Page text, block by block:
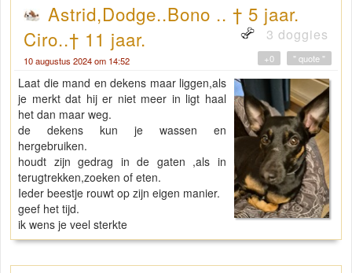
Astrid,Dodge..Bono .. † 5 jaar.
Ciro..† 11 jaar.
3 doggies
10 augustus 2024 om 14:52 " quote "
+0
Laat die mand en dekens maar liggen,als
je merkt dat hij er niet meer in ligt haal
het dan maar weg.
de dekens kun je wassen en
hergebruiken.
houdt zijn gedrag in de gaten ,als in
terugtrekken,zoeken of eten.
Ieder beestje rouwt op zijn eigen manier.
geef het tijd.
ik wens je veel sterkte